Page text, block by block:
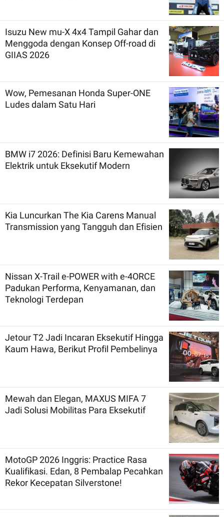
Isuzu New mu-X 4x4 Tampil Gahar dan
Menggoda dengan Konsep Off-road di
GIIAS 2026
Wow, Pemesanan Honda Super-ONE
Ludes dalam Satu Hari
BMW i7 2026: Definisi Baru Kemewahan
Elektrik untuk Eksekutif Modern
Kia Luncurkan The Kia Carens Manual
Transmission yang Tangguh dan Efisien
Nissan X-Trail e-POWER with e-4ORCE
Padukan Performa, Kenyamanan, dan
Teknologi Terdepan
Jetour T2 Jadi Incaran Eksekutif Hingga
Kaum Hawa, Berikut Profil Pembelinya
Mewah dan Elegan, MAXUS MIFA 7
Jadi Solusi Mobilitas Para Eksekutif
MotoGP 2026 Inggris: Practice Rasa
Kualifikasi. Edan, 8 Pembalap Pecahkan
Rekor Kecepatan Silverstone!